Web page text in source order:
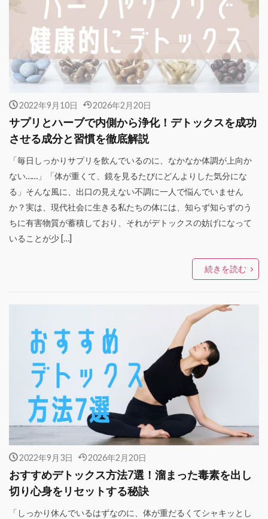
2022年9月10日 2026年2月20日
サプリとハーブで内側から浄化！デトックスを成功
させる成分と習慣を徹底解説
「毎日しっかりサプリを飲んでいるのに、なかなか体調が上向か
ない……」「体が重くて、鏡を見るたびにどんよりした気分にな
る」そんな風に、出口の見えない不調に一人で悩んでいません
か？実は、現代社会に生きる私たちの体には、知らず知らずのう
ちに有害物質が蓄積しており、それがデトックスの妨げになって
いることが少 […]
続きを読む
2022年9月3日 2026年2月20日
おすすめデトックス方法7選！溜まった毒素を出し
切り心身をリセットする秘訣
「しっかり休んでいるはずなのに、体が重だるくてシャキッとし